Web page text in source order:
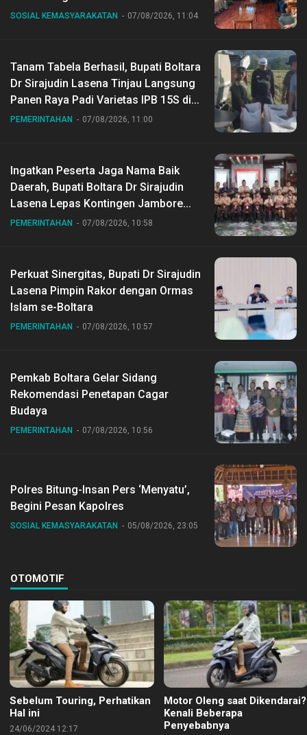
SOSIAL KEMASYARAKATAN 07/08/2026, 11:04
Tanam Tabela Berhasil, Bupati Boltara
Dr Sirajudin Lasena Tinjau Langsung
Panen Raya Padi Varietas IPB 15S di
Desa Gihang
PEMERINTAHAN 07/08/2026, 11:00
Ingatkan Peserta Jaga Nama Baik
Daerah, Bupati Boltara Dr Sirajudin
Lasena Lepas Kontingen Jambore
Nasional ke XII di Buperta Cibubur
PEMERINTAHAN 07/08/2026, 10:58
Perkuat Sinergitas, Bupati Dr Sirajudin
Lasena Pimpin Rakor dengan Ormas
Islam se-Boltara
PEMERINTAHAN 07/08/2026, 10:57
Pemkab Boltara Gelar Sidang
Rekomendasi Penetapan Cagar
Budaya
PEMERINTAHAN 07/08/2026, 10:56
Polres Bitung-Insan Pers ‘Menyatu’,
Begini Pesan Kapolres
SOSIAL KEMASYARAKATAN 05/08/2026, 23:05
OTOMOTIF
Sebelum Touring, Perhatikan
Hal ini
24/06/2024 12:17
Motor Oleng saat Dikendarai?
Kenali Beberapa
Penyebabnya